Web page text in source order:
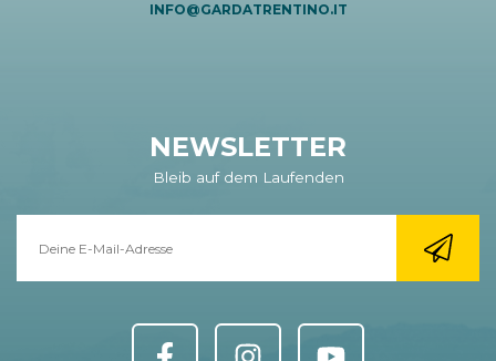
INFO@GARDATRENTINO.IT
NEWSLETTER
Bleib auf dem Laufenden